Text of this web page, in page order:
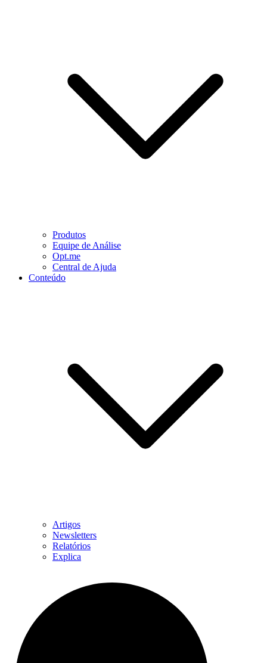
Produtos
Equipe de Análise
Opt.me
Central de Ajuda
Conteúdo
Artigos
Newsletters
Relatórios
Explica